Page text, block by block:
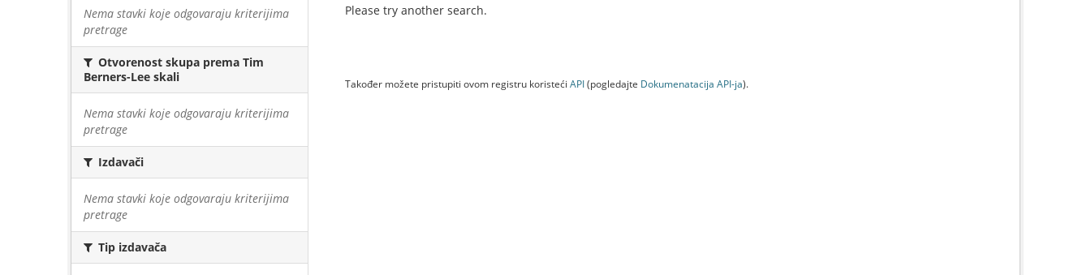
Nema stavki koje odgovaraju kriterijima
pretrage
Otvorenost skupa prema Tim
Berners-Lee skali
Nema stavki koje odgovaraju kriterijima
pretrage
Izdavači
Nema stavki koje odgovaraju kriterijima
pretrage
Tip izdavača
Please try another search.
Također možete pristupiti ovom registru koristeći API(pogledajte Dokumenаtаcijа API-jа).